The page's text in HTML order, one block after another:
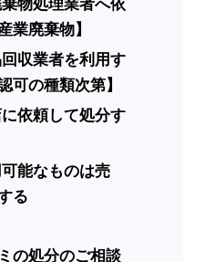
物処理業者へ依
業廃棄物】
収業者を利用す
可の種類次第】
依頼して処分す
能なものは売
る
の処分のご相談